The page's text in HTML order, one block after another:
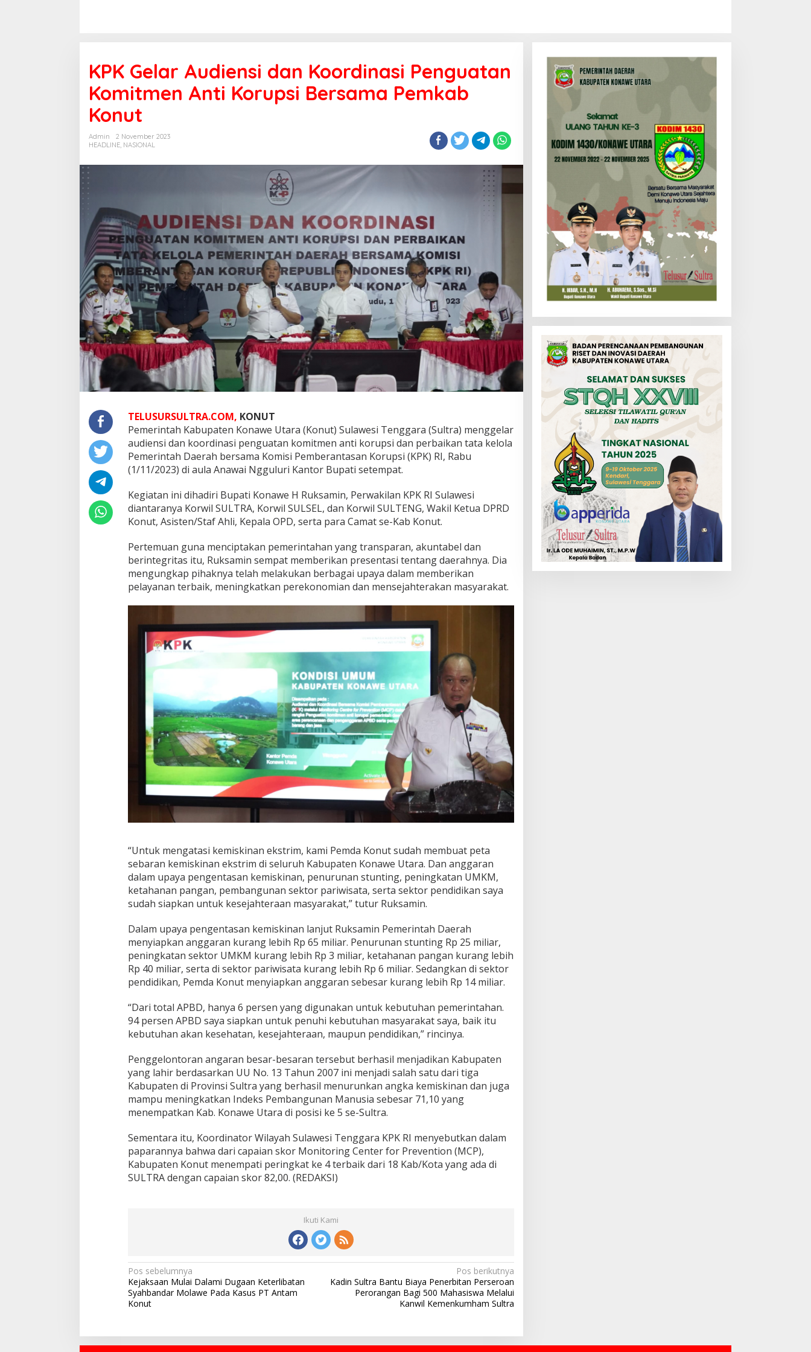
KPK Gelar Audiensi dan Koordinasi Penguatan
Komitmen Anti Korupsi Bersama Pemkab
Konut
Admin
2 November 2023
HEADLINE, NASIONAL
TELUSURSULTRA.COM, KONUT
Pemerintah Kabupaten Konawe Utara (Konut) Sulawesi Tenggara (Sultra) menggelar
audiensi dan koordinasi penguatan komitmen anti korupsi dan perbaikan tata kelola
Pemerintah Daerah bersama Komisi Pemberantasan Korupsi (KPK) RI, Rabu
(1/11/2023) di aula Anawai Ngguluri Kantor Bupati setempat.
Kegiatan ini dihadiri Bupati Konawe H Ruksamin, Perwakilan KPK RI Sulawesi
diantaranya Korwil SULTRA, Korwil SULSEL, dan Korwil SULTENG, Wakil Ketua DPRD
Konut, Asisten/Staf Ahli, Kepala OPD, serta para Camat se-Kab Konut.
Pertemuan guna menciptakan pemerintahan yang transparan, akuntabel dan
berintegritas itu, Ruksamin sempat memberikan presentasi tentang daerahnya. Dia
mengungkap pihaknya telah melakukan berbagai upaya dalam memberikan
pelayanan terbaik, meningkatkan perekonomian dan mensejahterakan masyarakat.
“Untuk mengatasi kemiskinan ekstrim, kami Pemda Konut sudah membuat peta
sebaran kemiskinan ekstrim di seluruh Kabupaten Konawe Utara. Dan anggaran
dalam upaya pengentasan kemiskinan, penurunan stunting, peningkatan UMKM,
ketahanan pangan, pembangunan sektor pariwisata, serta sektor pendidikan saya
sudah siapkan untuk kesejahteraan masyarakat,” tutur Ruksamin.
Dalam upaya pengentasan kemiskinan lanjut Ruksamin Pemerintah Daerah
menyiapkan anggaran kurang lebih Rp 65 miliar. Penurunan stunting Rp 25 miliar,
peningkatan sektor UMKM kurang lebih Rp 3 miliar, ketahanan pangan kurang lebih
Rp 40 miliar, serta di sektor pariwisata kurang lebih Rp 6 miliar. Sedangkan di sektor
pendidikan, Pemda Konut menyiapkan anggaran sebesar kurang lebih Rp 14 miliar.
“Dari total APBD, hanya 6 persen yang digunakan untuk kebutuhan pemerintahan.
94 persen APBD saya siapkan untuk penuhi kebutuhan masyarakat saya, baik itu
kebutuhan akan kesehatan, kesejahteraan, maupun pendidikan,” rincinya.
Penggelontoran angaran besar-besaran tersebut berhasil menjadikan Kabupaten
yang lahir berdasarkan UU No. 13 Tahun 2007 ini menjadi salah satu dari tiga
Kabupaten di Provinsi Sultra yang berhasil menurunkan angka kemiskinan dan juga
mampu meningkatkan Indeks Pembangunan Manusia sebesar 71,10 yang
menempatkan Kab. Konawe Utara di posisi ke 5 se-Sultra.
Sementara itu, Koordinator Wilayah Sulawesi Tenggara KPK RI menyebutkan dalam
paparannya bahwa dari capaian skor Monitoring Center for Prevention (MCP),
Kabupaten Konut menempati peringkat ke 4 terbaik dari 18 Kab/Kota yang ada di
SULTRA dengan capaian skor 82,00. (REDAKSI)
Ikuti Kami
N
a
v
g
Pos sebelumnya
Kejaksaan Mulai Dalami Dugaan Keterlibatan
Syahbandar Molawe Pada Kasus PT Antam
Konut
Pos berikutnya
Kadin Sultra Bantu Biaya Penerbitan Perseroan
Perorangan Bagi 500 Mahasiswa Melalui
Kanwil Kemenkumham Sultra